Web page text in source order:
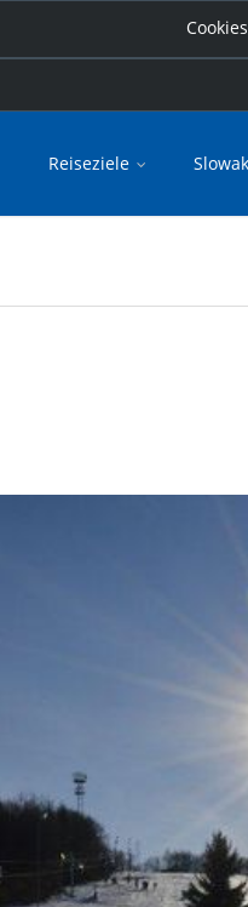
Reiseziele